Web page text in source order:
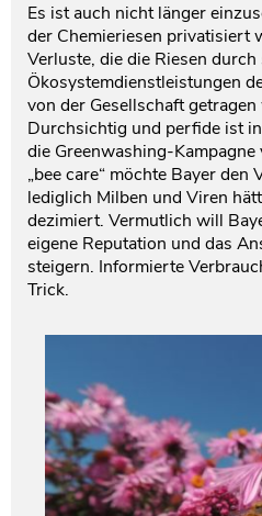
Es ist auch nicht länger
der Chemieriesen privatisiert
Verluste, die die Riesen
Ökosystemdienstleistungen
von der Gesellschaft
Durchsichtig und perfide ist
die Greenwashing-
„bee care“ möchte Bayer den
lediglich Milben und Viren
dezimiert. Vermutlich will
eigene Reputation und das
steigern. Informierte
Trick.